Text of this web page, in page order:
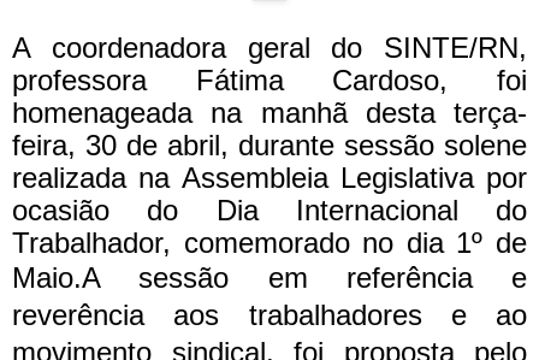
A coordenadora geral do SINTE/RN,
professora Fátima Cardoso, foi
homenageada na manhã desta terça-
feira, 30 de abril, durante sessão solene
realizada na Assembleia Legislativa por
ocasião do Dia Internacional do
Trabalhador, comemorado no dia 1º de
Maio.A sessão em referência e
reverência aos trabalhadores e ao
movimento sindical, foi proposta pelo